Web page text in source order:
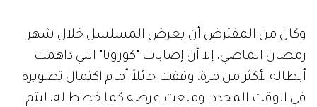
وكان من المفترض أن يعرض المسلسل خلال شهر
رمضان الماضي، إلا أن إصابات "كورونا" التي داهمت
أبطاله لأكثر من مرة، وقفت حائلاً أمام اكتمال تصويره
في الوقت المحدد، ومنعت عرضه كما خطط له، ليتم